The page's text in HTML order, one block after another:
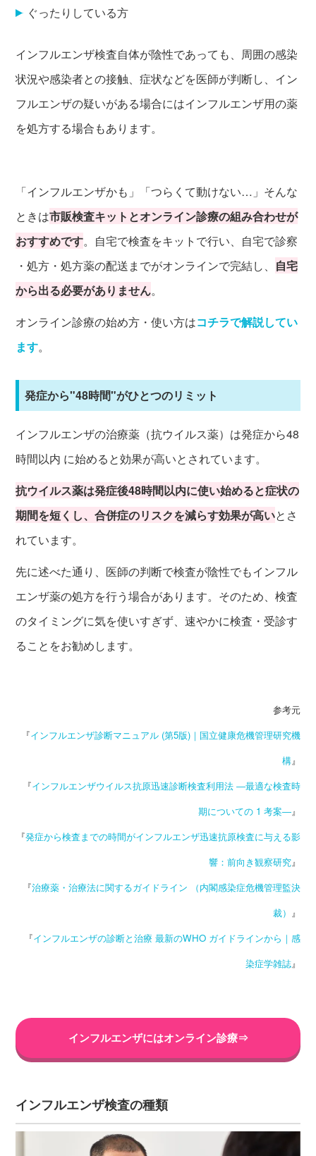
ぐったりしている方
インフルエンザ検査自体が陰性であっても、周囲の感染
状況や感染者との接触、症状などを医師が判断し、イン
フルエンザの疑いがある場合にはインフルエンザ用の薬
を処方する場合もあります。
「インフルエンザかも」「つらくて動けない…」そんな
ときは市販検査キットとオンライン診療の組み合わせが
おすすめです。自宅で検査をキットで行い、自宅で診察
・処方・処方薬の配送までがオンラインで完結し、 自宅
から出る必要がありません。
オンライン診療の始め方・使い方はコチラで解説してい
ます。
発症から"48時間"がひとつのリミット
インフルエンザの治療薬（抗ウイルス薬）は発症から48
時間以内 に始めると効果が高いとされています。
抗ウイルス薬は発症後48時間以内に使い始めると症状の
期間を短くし、合併症のリスクを減らす効果が高いとさ
れています。
先に述べた通り、医師の判断で検査が陰性でもインフル
エンザ薬の処方を行う場合があります。そのため、検査
のタイミングに気を使いすぎず、速やかに検査・受診す
ることをお勧めします。
参考元
『インフルエンザ診断マニュアル (第5版)｜国立健康危機管理研究機
構』
『インフルエンザウイルス抗原迅速診断検査利用法 ―最適な検査時
期についての 1 考案―』
『発症から検査までの時間がインフルエンザ迅速抗原検査に与える影
響：前向き観察研究』
『治療薬・治療法に関するガイドライン （内閣感染症危機管理監決
裁） 』
『インフルエンザの診断と治療 最新のWHO ガイドラインから｜感
染症学雑誌』
インフルエンザにはオンライン診療⇒
インフルエンザ検査の種類